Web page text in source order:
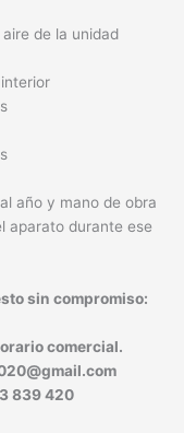
de la unidad
año y mano de obra
aparato durante ese
sin compromiso:
comercial.
839 420